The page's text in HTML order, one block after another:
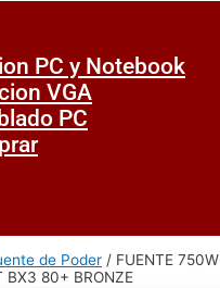
PC y Notebook
VGA
PC
de Poder / FUENTE 750W
BX3 80+ BRONZE